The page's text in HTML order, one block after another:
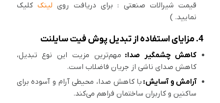
قیمت شیرالات صنعتی : برای دریافت روی لینک کلیک
نمایید. )
4. مزایای استفاده از تبدیل پوش فیت سایلنت
کاهش چشمگیر صدا: مهم‌ترین مزیت این نوع تبدیل،
کاهش صدای ناشی از جریان فاضلاب است.
آرامش و آسایش: با کاهش صدا، محیطی آرام و آسوده برای
ساکنین و کاربران ساختمان فراهم می‌کند.